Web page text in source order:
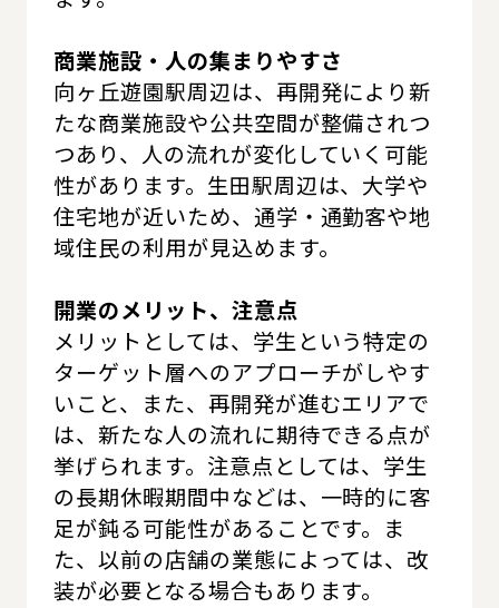
商業施設・人の集まりやすさ
向ヶ丘遊園駅周辺は、再開発により新
たな商業施設や公共空間が整備されつ
つあり、人の流れが変化していく可能
性があります。生田駅周辺は、大学や
住宅地が近いため、通学・通勤客や地
域住民の利用が見込めます。
開業のメリット、注意点
メリットとしては、学生という特定の
ターゲット層へのアプローチがしやす
いこと、また、再開発が進むエリアで
は、新たな人の流れに期待できる点が
挙げられます。注意点としては、学生
の長期休暇期間中などは、一時的に客
足が鈍る可能性があることです。ま
た、以前の店舗の業態によっては、改
装が必要となる場合もあります。